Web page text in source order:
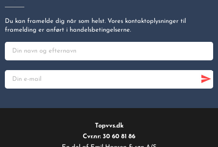
Du kan framelde dig når som helst. Vores kontaktoplysninger til
framelding er anført i handelsbetingelserne.
Topvvs.dk
Cvr.nr: 30 60 81 86